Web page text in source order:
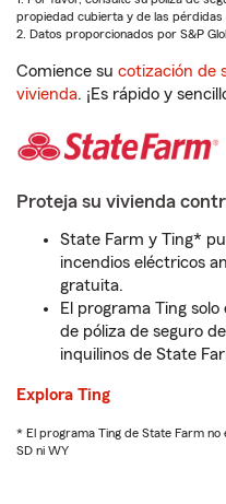
propiedad cubierta y de las pérdidas
2. Datos proporcionados por S&P
Comience su cotización de
vivienda. ¡Es rápido y
Proteja su vivienda
State Farm y Ting*
incendios eléctricos
gratuita.
El programa Ting
de póliza de seguro
inquilinos de State
Explora Ting
* El programa Ting de State Farm no
SD ni WY